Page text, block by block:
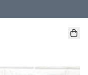
送貨、本地取貨、國際送貨 )